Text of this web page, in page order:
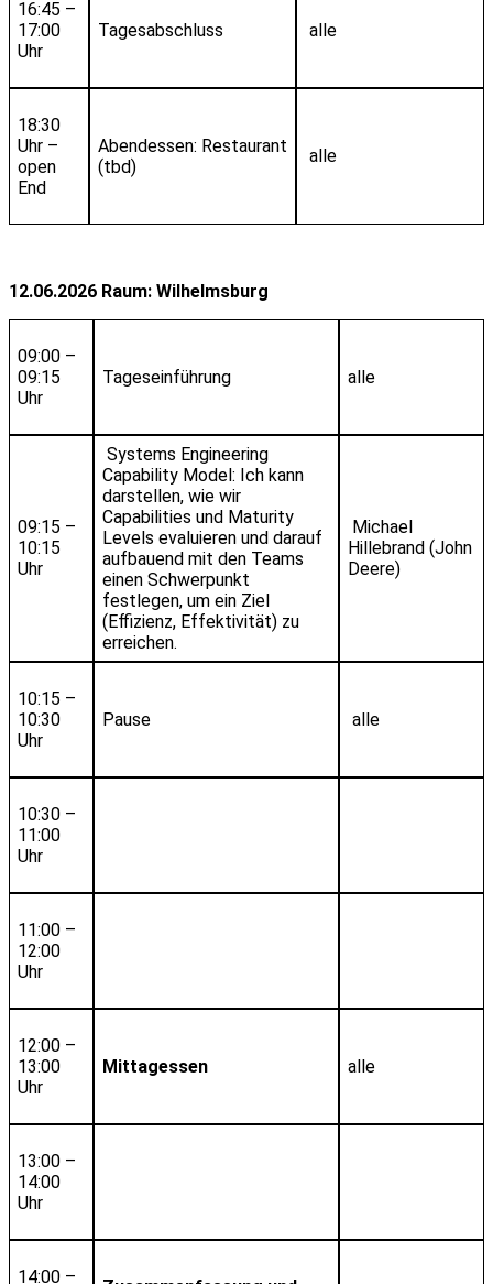
16:45 –
17:00
Uhr
Tagesabschluss alle
18:30
Uhr –
open
End
Abendessen: Restaurant
(tbd)
alle
12.06.2026 Raum: Wilhelmsburg
09:00 –
09:15
Uhr
Tageseinführung alle
09:15 –
10:15
Uhr
Systems Engineering
Capability Model: Ich kann
darstellen, wie wir
Capabilities und Maturity
Levels evaluieren und darauf
aufbauend mit den Teams
einen Schwerpunkt
festlegen, um ein Ziel
(Effizienz, Effektivität) zu
erreichen.
Michael
Hillebrand (John
Deere)
10:15 –
10:30
Uhr
Pause alle
10:30 –
11:00
Uhr
11:00 –
12:00
Uhr
12:00 –
13:00
Uhr
Mittagessen alle
13:00 –
14:00
Uhr
14:00 –